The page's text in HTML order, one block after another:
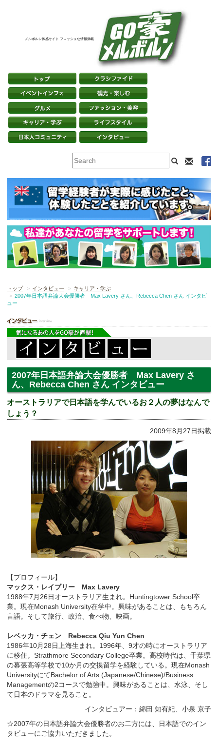
メルボルン体感サイト フレッシュな情報満載
トップ インタビュー
キャリア・学ぶ
2007年日本語弁論大会優勝者 Max Lavery さん、Rebecca Chen さん インタビ
ュー
2007年日本語弁論大会優勝者 Max Lavery さ
ん、Rebecca Chen さん インタビュー
オーストラリアで日本語を学んでいるお２人の夢はなんで
しょう？
2009年8月27日掲載
【プロフィール】
マックス・レイブリー Max Lavery
1988年7月26日オーストラリア生まれ。Huntingtower School卒
業。現在Monash University在学中。興味があることは、もちろん
言語。そして旅行、政治、食べ物、映画。
レベッカ・チェン Rebecca Qiu Yun Chen
1986年10月28日上海生まれ。1996年、9才の時にオーストラリア
に移住。Strathmore Secondary College卒業。高校時代は、千葉県
の幕張高等学校で10か月の交換留学を経験している。現在Monash
UniversityにてBachelor of Arts (Japanese/Chinese)/Business
Managementの2コースで勉強中。興味があることは、水泳、そし
て日本のドラマを見ること。
インタビュアー：綿田 知有紀、小泉 京子
☆2007年の日本語弁論大会優勝者のお二方には、日本語でのイン
タビューにご協力いただきました。